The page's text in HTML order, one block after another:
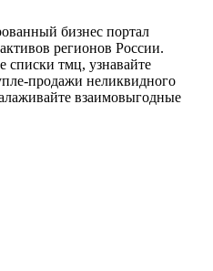
бизнес портал
регионов России.
списки тмц, узнавайте
продажи неликвидного
взаимовыгодные